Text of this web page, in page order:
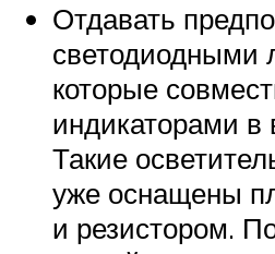
Отдавать
светодиодными
которые
индикаторами в
Такие
уже оснащены
и резистором.